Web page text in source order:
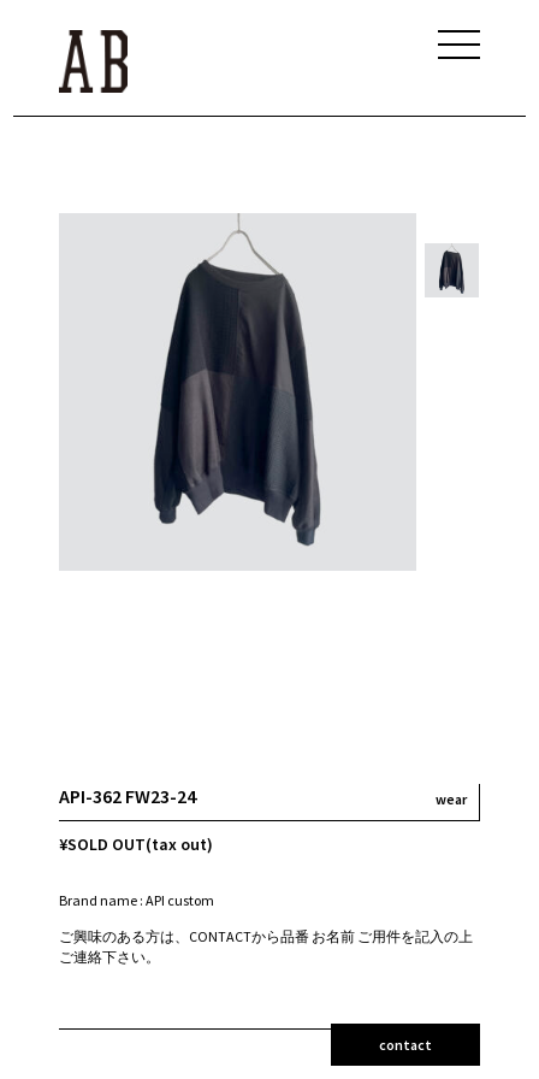
API-362 FW23-24 wear
¥SOLD OUT(tax out)
Brand name : API custom
ご興味のある方は、CONTACTから品番 お名前 ご用件を記入の上
ご連絡下さい。
contact